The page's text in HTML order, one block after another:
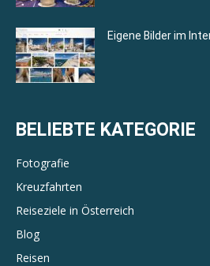
Eigene Bilder im
BELIEBTE KATEGORIE
Fotografie
Kreuzfahrten
Reiseziele in Österreich
Blog
Reisen